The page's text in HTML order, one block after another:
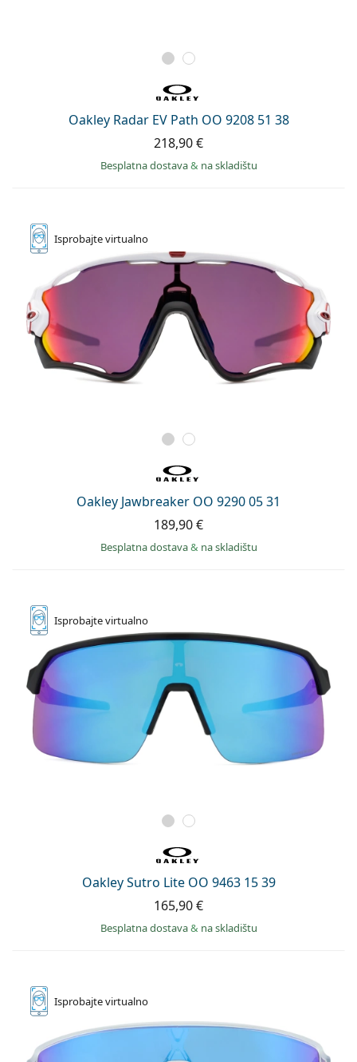
Oakley Radar EV Path OO 9208 51 38
218,90 €
Besplatna dostava& na skladištu
Isprobajtevirtualno
Oakley Jawbreaker OO 9290 05 31
189,90 €
Besplatna dostava& na skladištu
Isprobajtevirtualno
Oakley Sutro Lite OO 9463 15 39
165,90 €
Besplatna dostava& na skladištu
Isprobajtevirtualno